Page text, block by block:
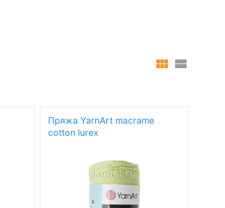
Пряжа YarnArt macrame
cotton lurex